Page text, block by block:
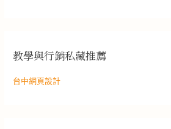
教學與行銷私藏推薦
台中網頁設計